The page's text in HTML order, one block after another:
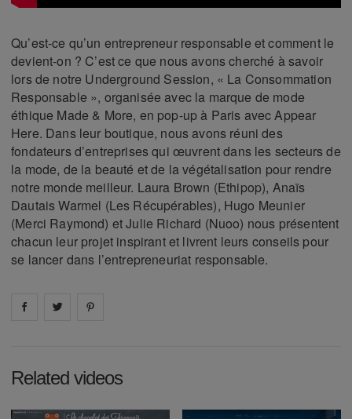
Qu’est-ce qu’un entrepreneur responsable et comment le
devient-on ? C’est ce que nous avons cherché à savoir
lors de notre Underground Session, « La Consommation
Responsable », organisée avec la marque de mode
éthique Made & More, en pop-up à Paris avec Appear
Here. Dans leur boutique, nous avons réuni des
fondateurs d’entreprises qui œuvrent dans les secteurs de
la mode, de la beauté et de la végétalisation pour rendre
notre monde meilleur. Laura Brown (Ethipop), Anaïs
Dautais Warmel (Les Récupérables), Hugo Meunier
(Merci Raymond) et Julie Richard (Nuoo) nous présentent
chacun leur projet inspirant et livrent leurs conseils pour
se lancer dans l’entrepreneuriat responsable.
Share on facebook
Share on
Related videos